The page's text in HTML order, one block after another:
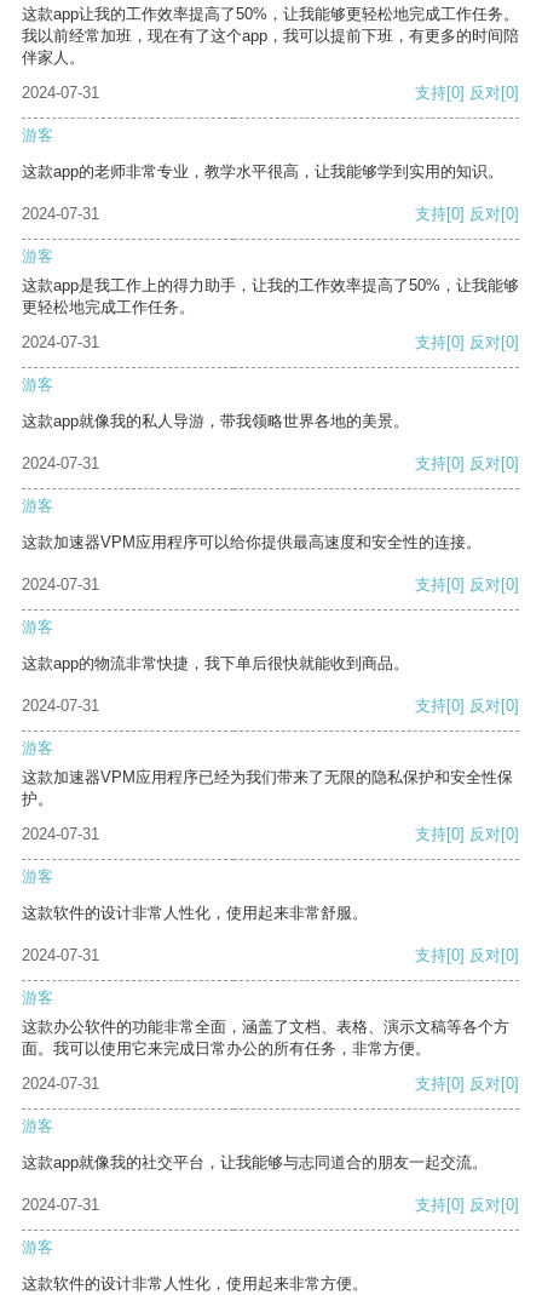
这款app让我的工作效率提高了50%，让我能够更轻松地完成工作任务。
我以前经常加班，现在有了这个app，我可以提前下班，有更多的时间陪
伴家人。
2024-07-31
支持[0] 反对[0]
游客
这款app的老师非常专业，教学水平很高，让我能够学到实用的知识。
2024-07-31 支持[0] 反对[0]
游客
这款app是我工作上的得力助手，让我的工作效率提高了50%，让我能够
更轻松地完成工作任务。
2024-07-31
支持[0] 反对[0]
游客
这款app就像我的私人导游，带我领略世界各地的美景。
2024-07-31 支持[0] 反对[0]
游客
这款加速器VPM应用程序可以给你提供最高速度和安全性的连接。
2024-07-31 支持[0] 反对[0]
游客
这款app的物流非常快捷，我下单后很快就能收到商品。
2024-07-31 支持[0] 反对[0]
游客
这款加速器VPM应用程序已经为我们带来了无限的隐私保护和安全性保
护。
2024-07-31
支持[0] 反对[0]
游客
这款软件的设计非常人性化，使用起来非常舒服。
2024-07-31 支持[0] 反对[0]
游客
这款办公软件的功能非常全面，涵盖了文档、表格、演示文稿等各个方
面。我可以使用它来完成日常办公的所有任务，非常方便。
2024-07-31
支持[0] 反对[0]
游客
这款app就像我的社交平台，让我能够与志同道合的朋友一起交流。
2024-07-31 支持[0] 反对[0]
游客
这款软件的设计非常人性化，使用起来非常方便。